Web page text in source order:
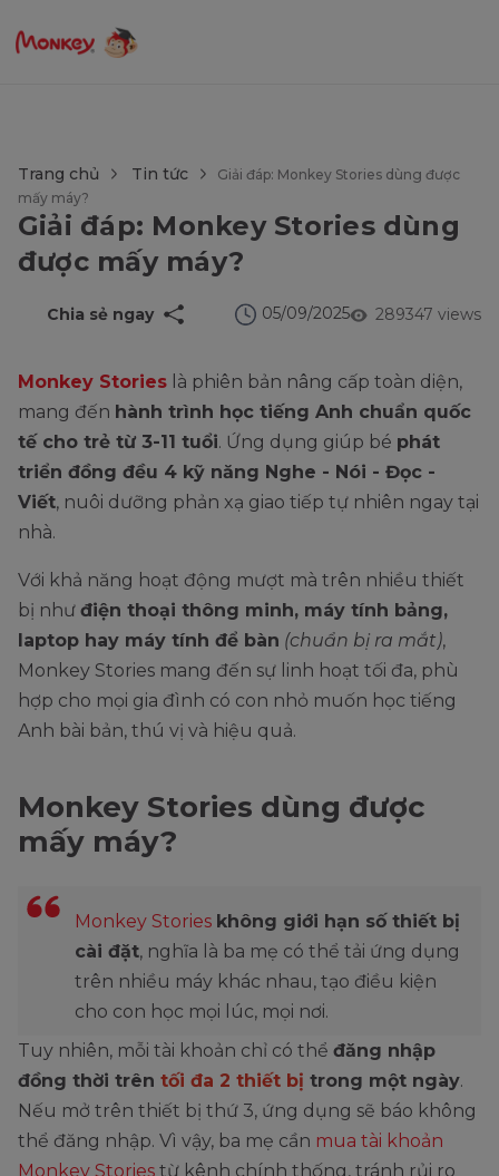
Trang chủ Tin tức
Giải đáp: Monkey Stories dùng được
mấy máy?
Giải đáp: Monkey Stories dùng
được mấy máy?
289347 views
05/09/2025
Chia sẻ ngay
Monkey Stories là phiên bản nâng cấp toàn diện,
mang đến hành trình học tiếng Anh chuẩn quốc
tế cho trẻ từ 3-11 tuổi. Ứng dụng giúp bé phát
triển đồng đều 4 kỹ năng Nghe - Nói - Đọc -
Viết, nuôi dưỡng phản xạ giao tiếp tự nhiên ngay tại
nhà.
Với khả năng hoạt động mượt mà trên nhiều thiết
bị như điện thoại thông minh, máy tính bảng,
laptop hay máy tính để bàn (chuẩn bị ra mắt),
Monkey Stories mang đến sự linh hoạt tối đa, phù
hợp cho mọi gia đình có con nhỏ muốn học tiếng
Anh bài bản, thú vị và hiệu quả.
Monkey Stories dùng được
mấy máy?
Monkey Stories không giới hạn số thiết bị
cài đặt, nghĩa là ba mẹ có thể tải ứng dụng
trên nhiều máy khác nhau, tạo điều kiện
cho con học mọi lúc, mọi nơi.
Tuy nhiên, mỗi tài khoản chỉ có thể đăng nhập
đồng thời trên tối đa 2 thiết bị trong một ngày.
Nếu mở trên thiết bị thứ 3, ứng dụng sẽ báo không
thể đăng nhập. Vì vậy, ba mẹ cần mua tài khoản
Monkey Stories từ kênh chính thống, tránh rủi ro